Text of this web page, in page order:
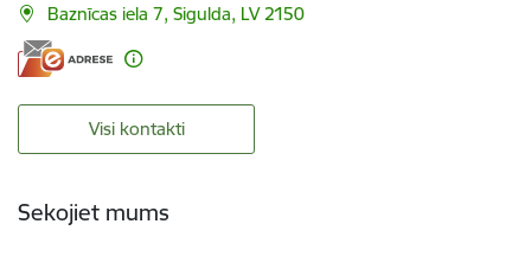
Baznīcas iela 7, Sigulda, LV 2150
Visi kontakti
Sekojiet mums